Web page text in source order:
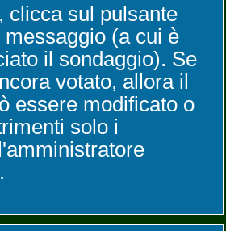
clicca sul pulsante
(a cui è
il sondaggio). Se
votato, allora il
essere modificato o
solo i